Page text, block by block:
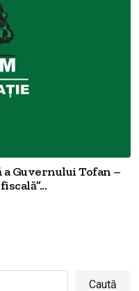
Guvernului Tofan –